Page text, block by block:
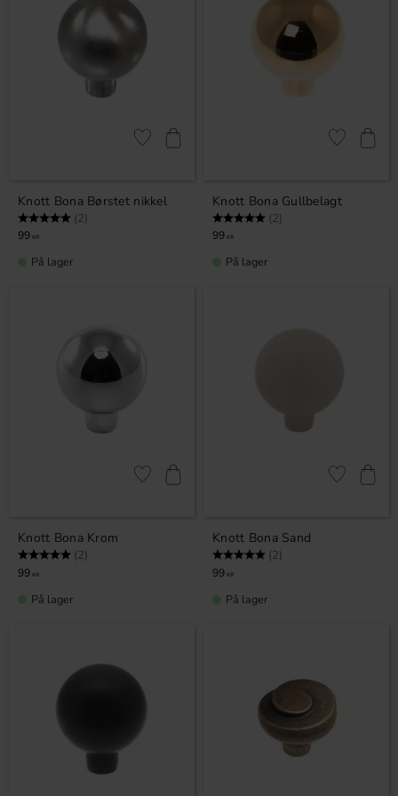
Knott Bona Børstet nikkel
Karakter: (2)
99 KR
Lagre som favoritt
På lager
Knott Bona Gullbelagt
Karakter: (2)
99 KR
Lagre som
På lager
Knott Bona Krom
Karakter: (2)
99 KR
Lagre som favoritt
På lager
Knott Bona Sand
Karakter: (2)
99 KR
Lagre som
På lager